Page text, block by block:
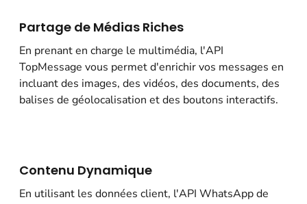
Partage de Médias Riches
En prenant en charge le multimédia, l'API
TopMessage vous permet d'enrichir vos messages en
incluant des images, des vidéos, des documents, des
balises de géolocalisation et des boutons interactifs.
Contenu Dynamique
En utilisant les données client, l'API WhatsApp de